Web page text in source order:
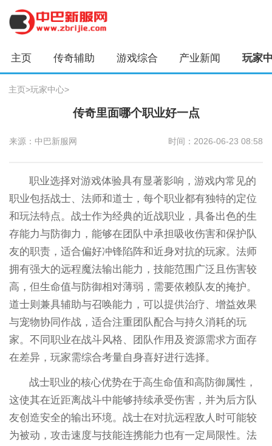
主页 传奇辅助 游戏综合 产业新闻 玩家
主页>玩家中心>
传奇里面哪个职业好一点
来源：中巴新服网 时间：2026-06-23 08:58
职业选择对游戏体验具有显著影响，游戏内常见的
职业包括战士、法师和道士，每个职业都有独特的定位
和玩法特点。战士作为经典的近战职业，具备出色的生
存能力与防御力，能够在团队中承担吸收伤害和保护队
友的职责，适合偏好冲锋陷阵和近身对抗的玩家。法师
拥有强大的远程魔法输出能力，技能范围广泛且伤害较
高，但生命值与防御相对薄弱，需要依赖队友的掩护。
道士则兼具辅助与召唤能力，可以提供治疗、增益效果
与宠物协同作战，适合注重团队配合与持久消耗的玩
家。不同职业在战斗风格、团队作用及资源需求方面存
在差异，玩家需综合考量自身喜好进行选择。
战士职业的核心优势在于高生命值和高防御属性，
这使其在近距离战斗中能够持续承受伤害，并为后方队
友创造安全的输出环境。战士在对抗远程敌人时可能较
为被动，攻击速度与技能连携能力也有一定局限性。法